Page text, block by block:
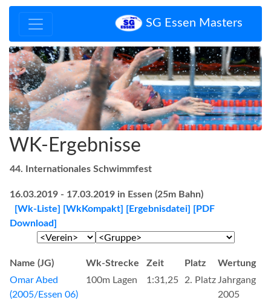
SG Essen Masters
Zurück Vor
WK-Ergebnisse
44. Internationales Schwimmfest
16.03.2019 - 17.03.2019 in Essen (25m Bahn)
[Wk-Liste]
[WkKompakt] [Ergebnisdatei]
[PDF
Download]
Name (JG) Wk-Strecke Zeit Platz
Wertung
Omar Abed
(2005/Essen 06)
100m Lagen 1:31,25 2. PlatzJahrgang
2005